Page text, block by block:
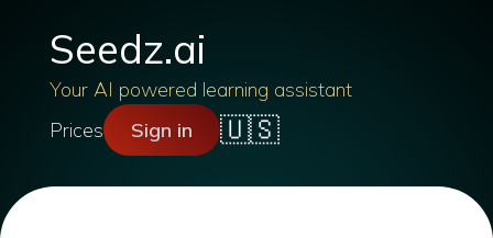
Seedz.ai
Your AI powered learning assistant
Prices
Sign in 🇺🇸